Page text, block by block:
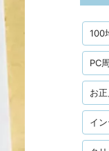
100
PC
お正
イ